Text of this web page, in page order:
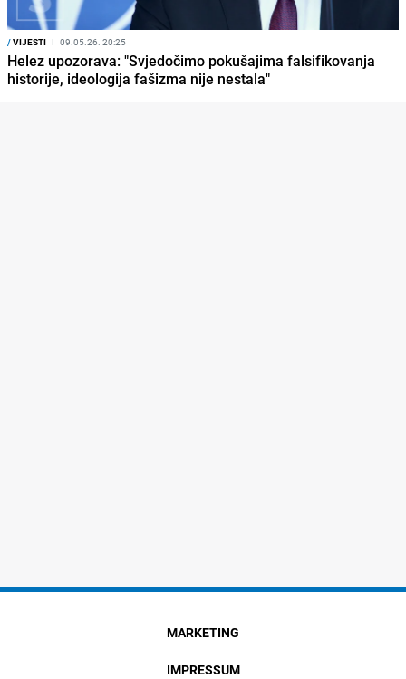
/VIJESTI I 09.05.26. 20:25
Helez upozorava: "Svjedočimo pokušajima falsifikovanja
historije, ideologija fašizma nije nestala"
MARKETING
IMPRESSUM